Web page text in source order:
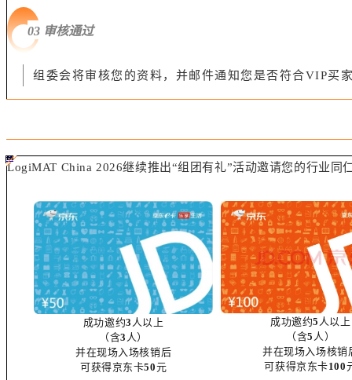
03 审核通过
组委会将审核您的资料，并邮件通知您是否符合VIP买
#ff8124 #2ab692
#2ab692 #
ff8124;box-sizing:border-box;">
LogiMAT China 2026继续推出“组团有礼”活动邀请您的行业
成功邀约3 人以上
（含3 人）
并在现场入场核销后
可获得京东卡50元
成功邀约5 人以上
（含5 人）
并在现场入场核销
可获得京东卡100